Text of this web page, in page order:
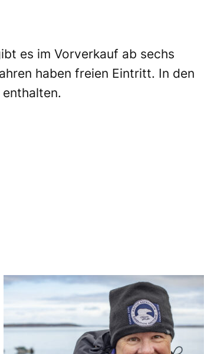
es im Vorverkauf ab sechs
haben freien Eintritt. In den